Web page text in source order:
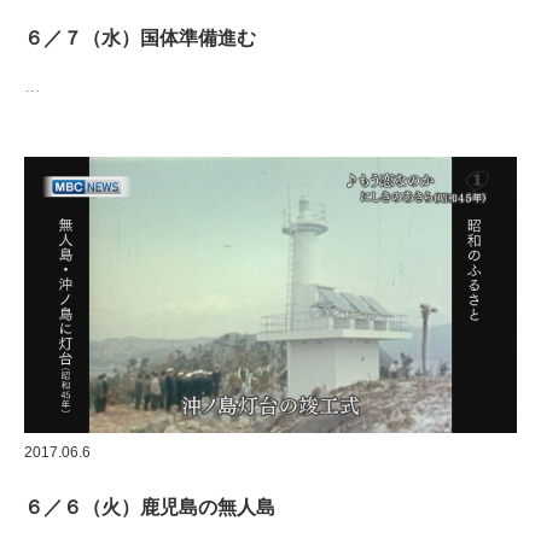
６／７（水）国体準備進む
2017.06.6
６／６（火）鹿児島の無人島